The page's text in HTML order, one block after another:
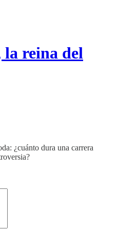
reina del
¿cuánto dura una carrera